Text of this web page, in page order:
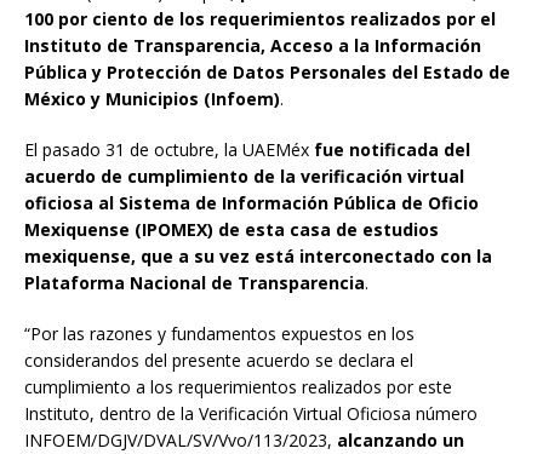
100 por ciento de los requerimientos realizados por el
Instituto de Transparencia, Acceso a la Información
Pública y Protección de Datos Personales del Estado de
México y Municipios (Infoem).
El pasado 31 de octubre, la UAEMéx fue notificada del
acuerdo de cumplimiento de la verificación virtual
oficiosa al Sistema de Información Pública de Oficio
Mexiquense (IPOMEX) de esta casa de estudios
mexiquense, que a su vez está interconectado con la
Plataforma Nacional de Transparencia.
“Por las razones y fundamentos expuestos en los
considerandos del presente acuerdo se declara el
cumplimiento a los requerimientos realizados por este
Instituto, dentro de la Verificación Virtual Oficiosa número
INFOEM/DGJV/DVAL/SV/Vvo/113/2023, alcanzando un